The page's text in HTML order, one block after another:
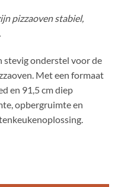
pizzaoven stabiel,
stevig onderstel voor de
Met een formaat
en 91,5 cm diep
opbergruimte en